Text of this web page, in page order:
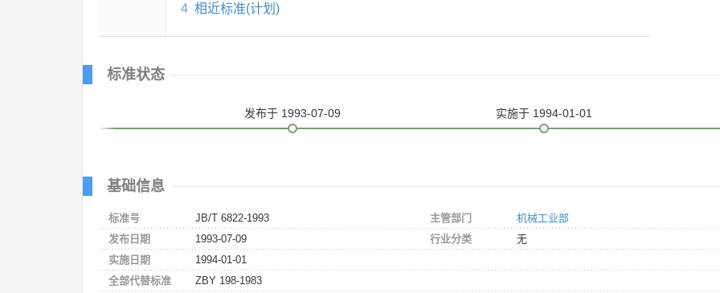
4 相近标准(计划)
标准状态
发布于 1993-07-09 实施于 1994-01-01
基础信息
标准号
JB/T 6822-1993
发布日期
1993-07-09
实施日期
1994-01-01
全部代替标准
ZBY 198-1983
主管部门
机械工业部
行业分类
无